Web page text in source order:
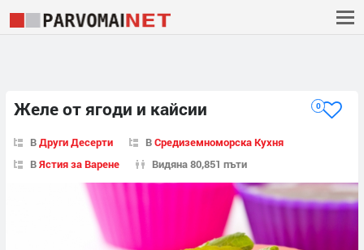
Желе от ягоди и кайсии 0
ВДруги Десерти ВСредиземноморска Кухня
ВЯстия за Варене Видяна 80,851 пъти